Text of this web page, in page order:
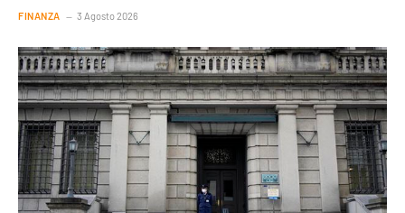
FINANZA 3 Agosto 2026